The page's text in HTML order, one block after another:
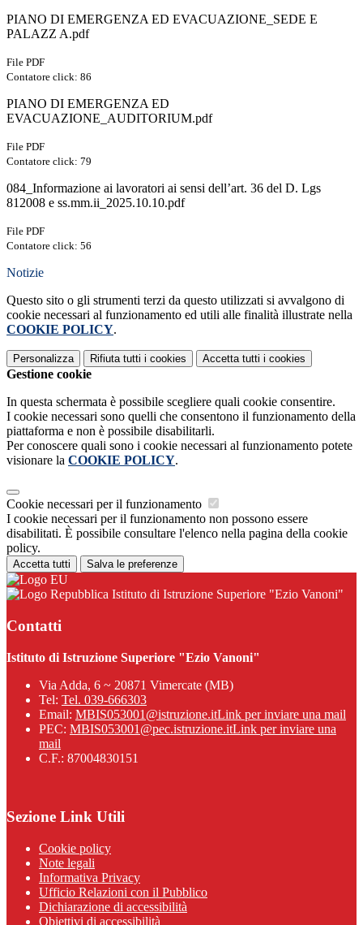
PIANO DI EMERGENZA ED EVACUAZIONE_SEDE E
PALAZZ A.pdf
File PDF
Contatore click: 86
PIANO DI EMERGENZA ED
EVACUAZIONE_AUDITORIUM.pdf
File PDF
Contatore click: 79
084_Informazione ai lavoratori ai sensi dell’art. 36 del D. Lgs
812008 e ss.mm.ii_2025.10.10.pdf
File PDF
Contatore click: 56
Notizie
Questo sito o gli strumenti terzi da questo utilizzati si avvalgono di
cookie necessari al funzionamento ed utili alle finalità illustrate nella
COOKIE POLICY.
Personalizza Rifiuta tutti i cookies Accetta tutti i cookies
Gestione cookie
In questa schermata è possibile scegliere quali cookie consentire.
I cookie necessari sono quelli che consentono il funzionamento della
piattaforma e non è possibile disabilitarli.
Per conoscere quali sono i cookie necessari al funzionamento potete
visionare la COOKIE POLICY.
Cookie necessari per il funzionamento
I cookie necessari per il funzionamento non possono essere
disabilitati. È possibile consultare l'elenco nella pagina della cookie
policy.
Accetta tutti Salva le preferenze
Istituto di Istruzione Superiore "Ezio Vanoni"
Contatti
Istituto di Istruzione Superiore "Ezio Vanoni"
Via Adda, 6 ~ 20871 Vimercate (MB)
Tel: Tel. 039-666303
Email: MBIS053001@istruzione.itLink per inviare una mail
PEC: MBIS053001@pec.istruzione.itLink per inviare una
mail
C.F.: 87004830151
Sezione Link Utili
Cookie policy
Note legali
Informativa Privacy
Ufficio Relazioni con il Pubblico
Dichiarazione di accessibilità
Obiettivi di accessibilità